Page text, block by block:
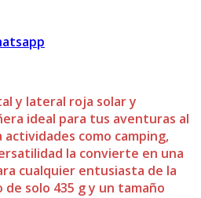
y lateral roja solar y
ideal para tus aventuras al
actividades como camping,
la convierte en una
cualquier entusiasta de la
solo 435 g y un tamaño